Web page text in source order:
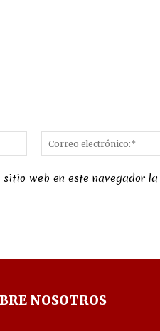
Nombre:*
web en este navegador
NOSOTROS